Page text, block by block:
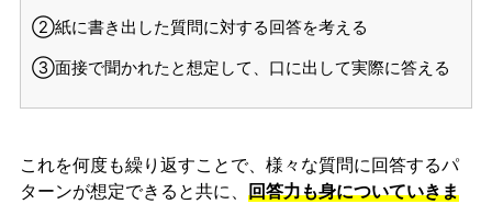
②紙に書き出した質問に対する回答を考える
③面接で聞かれたと想定して、口に出して実際に答える
これを何度も繰り返すことで、様々な質問に回答するパ
ターンが想定できると共に、 回答力も身についていきま